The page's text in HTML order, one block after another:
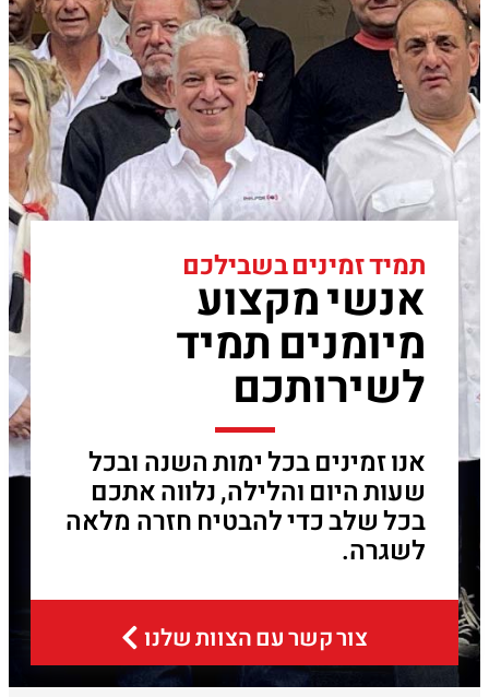
תמיד זמינים בשבילכם
אנשי מקצוע
מיומנים תמיד
לשירותכם
אנו זמינים בכל ימות השנה ובכל
שעות היום והלילה, נלווה אתכם
בכל שלב כדי להבטיח חזרה מלאה
לשגרה.
צור קשר עם הצוות שלנו